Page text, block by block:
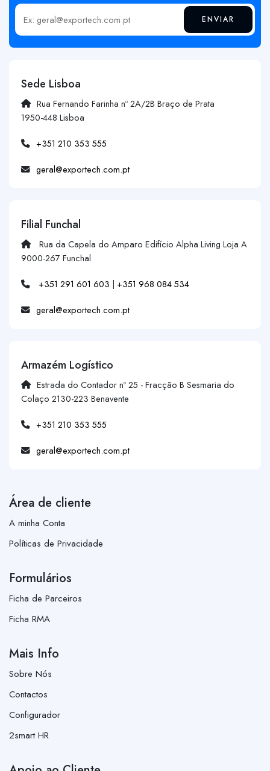
Insira o seu email ENVIAR
Sede Lisboa
Rua Fernando Farinha nº 2A/2B Braço de Prata
1950-448 Lisboa
+351 210 353 555
geral@exportech.com.pt
Filial Funchal
Rua da Capela do Amparo Edifício Alpha Living Loja A
9000-267 Funchal
+351 291 601 603 | +351 968 084 534
geral@exportech.com.pt
Armazém Logístico
Estrada do Contador nº 25 - Fracção B Sesmaria do
Colaço 2130-223 Benavente
+351 210 353 555
geral@exportech.com.pt
Área de cliente
A minha Conta
Políticas de Privacidade
Formulários
Ficha de Parceiros
Ficha RMA
Mais Info
Sobre Nós
Contactos
Configurador
2smart HR